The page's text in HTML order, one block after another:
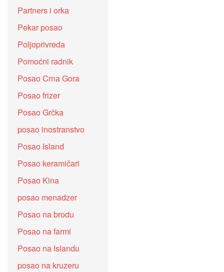
Partners i orka
Pekar posao
Poljoprivreda
Pomoćni radnik
Posao Crna Gora
Posao frizer
Posao Grčka
posao inostranstvo
Posao Island
Posao keramičari
Posao Kina
posao menadzer
Posao na brodu
Posao na farmi
Posao na Islandu
posao na kruzeru